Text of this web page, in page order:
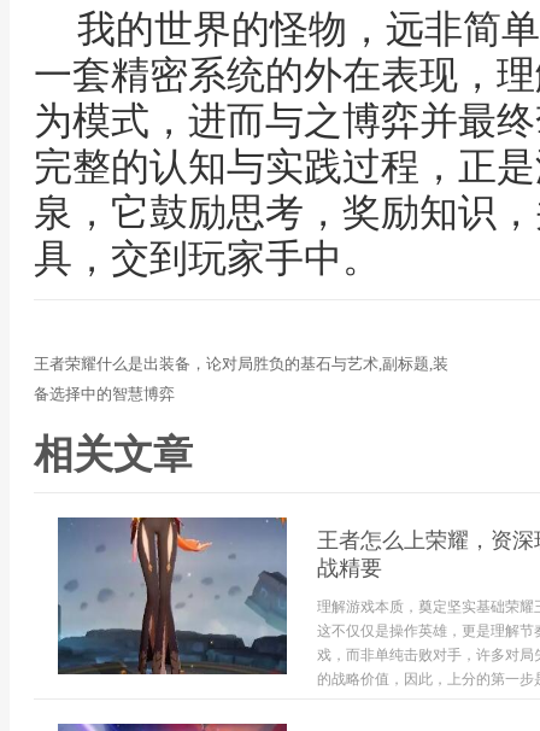
我的世界的怪物，远非简
一套精密系统的外在表现，
为模式，进而与之博弈并最
完整的认知与实践过程，正
泉，它鼓励思考，奖励知识
具，交到玩家手中。
王者荣耀什么是出装备，论对局胜负的基石与艺术,副标题,装
备选择中的智慧博弈
相关文章
王者怎么上荣耀，资
战精要
理解游戏本质，奠定坚实基础荣
这不仅仅是操作英雄，更是理解
戏，而非单纯击败对手，许多对
的战略价值，因此，上分的第一